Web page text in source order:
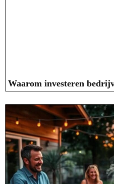
Waarom investeren